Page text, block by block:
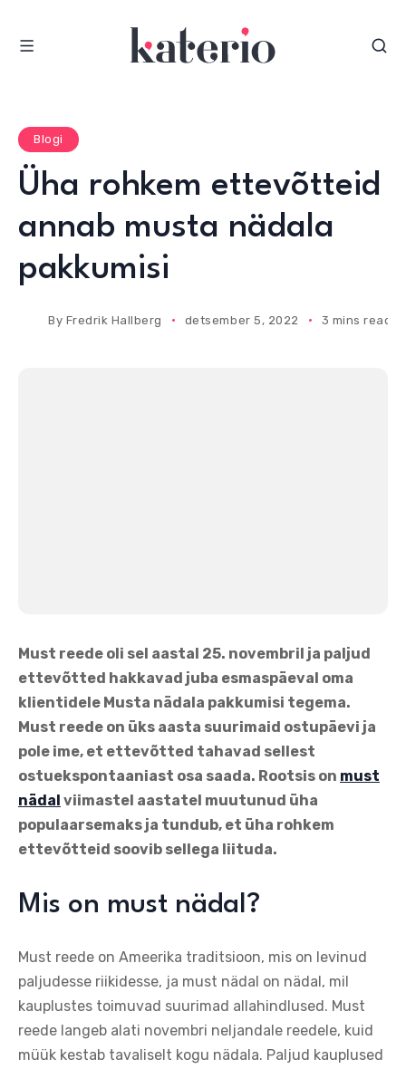
Blogi
Üha rohkem ettevõtteid
annab musta nädala
pakkumisi
By Fredrik Hallberg detsember 5, 2022 3 mins read
Must reede oli sel aastal 25. novembril ja paljud
ettevõtted hakkavad juba esmaspäeval oma
klientidele Musta nädala pakkumisi tegema.
Must reede on üks aasta suurimaid ostupäevi ja
pole ime, et ettevõtted tahavad sellest
ostuekspontaaniast osa saada. Rootsis on must
nädal viimastel aastatel muutunud üha
populaarsemaks ja tundub, et üha rohkem
ettevõtteid soovib sellega liituda.
Mis on must nädal?
Must reede on Ameerika traditsioon, mis on levinud
paljudesse riikidesse, ja must nädal on nädal, mil
kauplustes toimuvad suurimad allahindlused. Must
reede langeb alati novembri neljandale reedele, kuid
müük kestab tavaliselt kogu nädala. Paljud kauplused